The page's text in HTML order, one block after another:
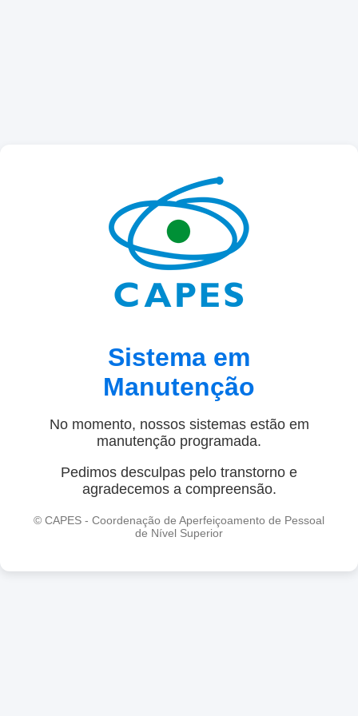
Sistema em
Manutenção
No momento, nossos sistemas estão em
manutenção programada.
Pedimos desculpas pelo transtorno e
agradecemos a compreensão.
© CAPES - Coordenação de Aperfeiçoamento de Pessoal
de Nível Superior